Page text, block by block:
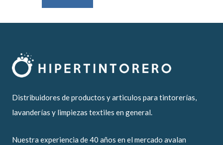
Distribuidores de productos y articulos para tintorerías,
lavanderías y limpiezas textiles en general.
Nuestra experiencia de 40 años en el mercado avalan